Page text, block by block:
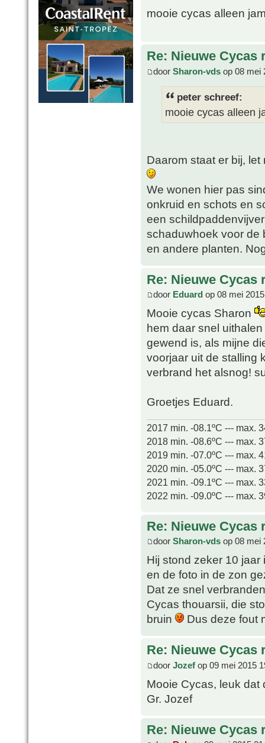
mooie cycas alleen
Re: Nieuwe Cycas
door Sharon-vds op 08 mei
peter schreef:
mooie cycas alleen
Daarom staat er bij,
We wonen hier pas
onkruid en schots en
een
schaduwhoek voor de
en andere planten.
Re: Nieuwe Cycas
door Eduard op 08 mei
Mooie cycas Sharon
hem daar snel
gewend is, als mijne
voorjaar uit de stalling
verbrand het alsnog!
Groetjes Eduard.
2017 min. -08.1ºC --- max.
2018 min. -08.6ºC --- max.
2019 min. -07.0ºC --- max.
2020 min. -05.0ºC --- max.
2021 min. -09.1ºC --- max.
2022 min. -09.0ºC --- max.
Re: Nieuwe Cycas
door Sharon-vds op 08 mei
Hij stond zeker 10
en de foto in de zon
Dat ze snel
Cycas thouarsii, die
bruin
Dus deze fout
Re: Nieuwe Cycas
door Jozef op 09 mei 2015
Mooie Cycas, leuk
Gr. Jozef
Re: Nieuwe Cycas